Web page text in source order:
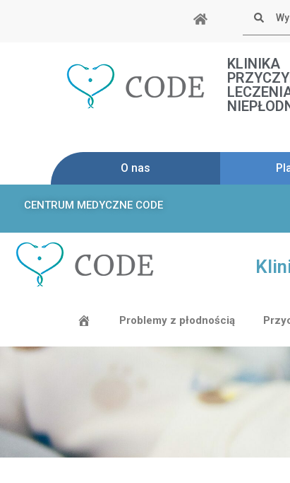
KLINIKA
O nas
CENTRUM MEDYCZNE CODE
Problemy z płodnością